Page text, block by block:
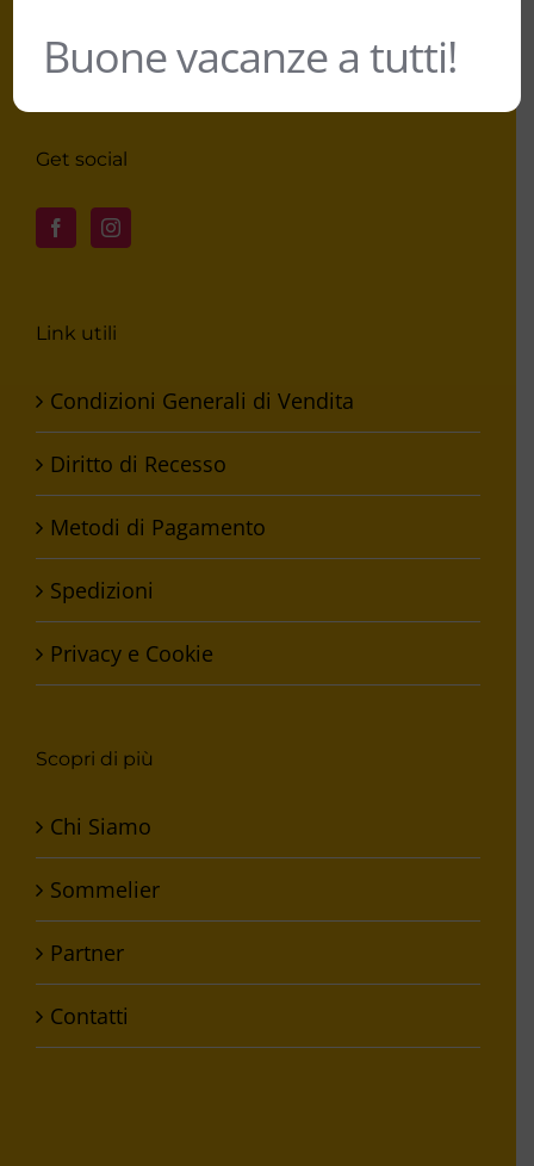
Get social
Link utili
Condizioni Generali di Vendita
Diritto di Recesso
Metodi di Pagamento
Spedizioni
Privacy e Cookie
Scopri di più
Chi Siamo
Sommelier
Partner
Contatti
Buone vacanze a tutti!